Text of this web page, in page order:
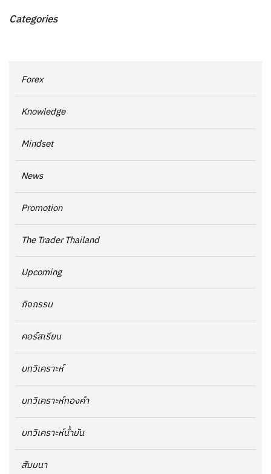
Categories
Forex
Knowledge
Mindset
News
Promotion
The Trader Thailand
Upcoming
กิจกรรม
คอร์สเรียน
บทวิเคราะห์
บทวิเคราะห์ทองคำ
บทวิเคราะห์น้ำมัน
สัมมนา